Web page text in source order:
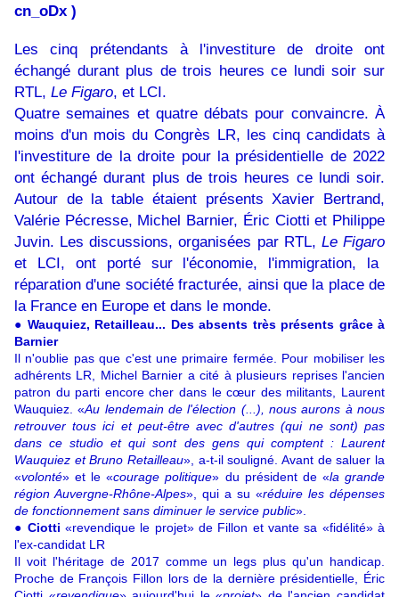
cn_oDx )
Les cinq prétendants à l'investiture de droite ont
échangé durant plus de trois heures ce lundi soir sur
RTL, Le Figaro, et LCI.
Quatre semaines et quatre débats pour convaincre. À
moins d'un mois du Congrès LR, les cinq candidats à
l'investiture de la droite pour la présidentielle de 2022
ont échangé durant plus de trois heures ce lundi soir.
Autour de la table étaient présents Xavier Bertrand,
Valérie Pécresse, Michel Barnier, Éric Ciotti et Philippe
Juvin. Les discussions, organisées par RTL, Le Figaro
et LCI, ont porté sur l'économie, l'immigration, la
réparation d'une société fracturée, ainsi que la place de
la France en Europe et dans le monde.
● Wauquiez, Retailleau... Des absents très présents grâce à
Barnier
Il n'oublie pas que c'est une primaire fermée. Pour mobiliser les
adhérents LR, Michel Barnier a cité à plusieurs reprises l'ancien
patron du parti encore cher dans le cœur des militants, Laurent
Wauquiez. «Au lendemain de l'élection (...), nous aurons à nous
retrouver tous ici et peut-être avec d'autres (qui ne sont) pas
dans ce studio et qui sont des gens qui comptent : Laurent
Wauquiez et Bruno Retailleau», a-t-il souligné. Avant de saluer la
«volonté» et le «courage politique» du président de «la grande
région Auvergne-Rhône-Alpes», qui a su «réduire les dépenses
de fonctionnement sans diminuer le service public».
● Ciotti «revendique le projet» de Fillon et vante sa «fidélité» à
l'ex-candidat LR
Il voit l'héritage de 2017 comme un legs plus qu'un handicap.
Proche de François Fillon lors de la dernière présidentielle, Éric